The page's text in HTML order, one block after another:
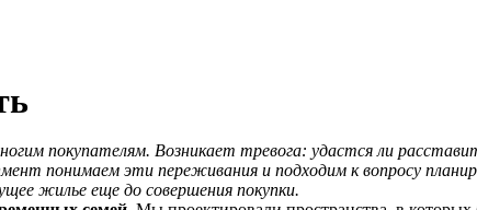
покупателям. Возникает тревога: удастся ли
понимаем эти переживания и подходим к вопросу
жилье еще до совершения покупки.